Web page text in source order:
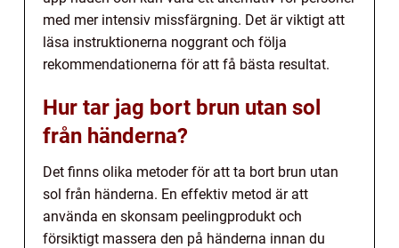
med mer intensiv missfärgning. Det är viktigt att
läsa instruktionerna noggrant och följa
rekommendationerna för att få bästa resultat.
Hur tar jag bort brun utan sol
från händerna?
Det finns olika metoder för att ta bort brun utan
sol från händerna. En effektiv metod är att
använda en skonsam peelingprodukt och
försiktigt massera den på händerna innan du